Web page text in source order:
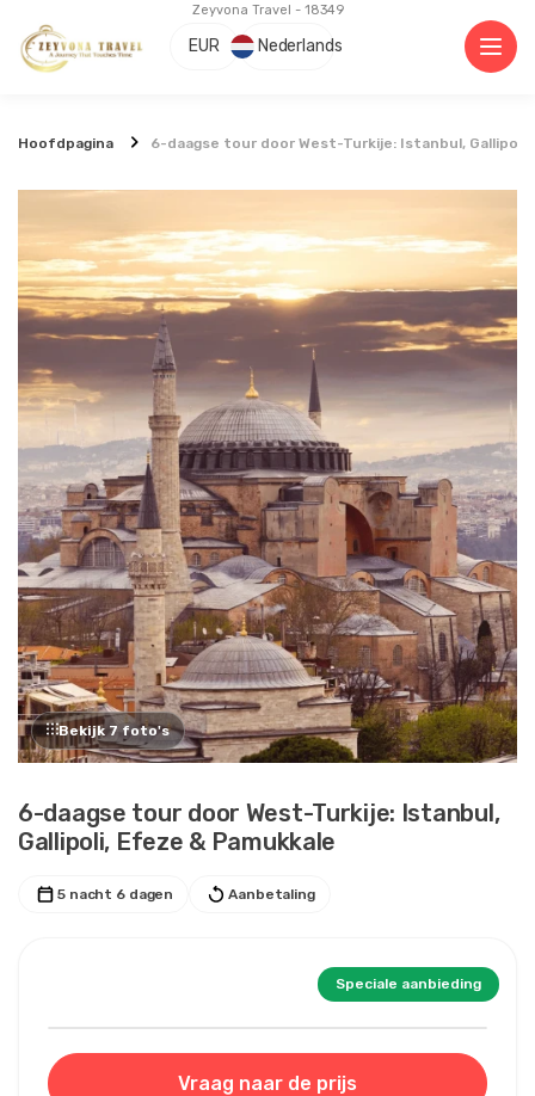
Zeyvona Travel - 18349
EUR Nederlands
Hoofdpagina 6-daagse tour door West-Turkije: Istanbul, Gallipoli,
Bekijk 7 foto's
6-daagse tour door West-Turkije: Istanbul,
Gallipoli, Efeze & Pamukkale
5 nacht 6 dagen Aanbetaling
Speciale aanbieding
Vraag naar de prijs